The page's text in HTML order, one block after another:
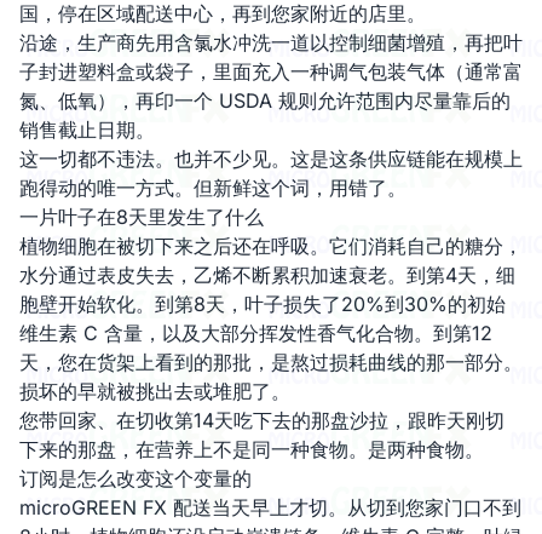
国，停在区域配送中心，再到您家附近的店里。
沿途，生产商先用含氯水冲洗一道以控制细菌增殖，再把叶
子封进塑料盒或袋子，里面充入一种调气包装气体（通常富
氮、低氧），再印一个 USDA 规则允许范围内尽量靠后的
销售截止日期。
这一切都不违法。也并不少见。这是这条供应链能在规模上
跑得动的唯一方式。但新鲜这个词，用错了。
一片叶子在8天里发生了什么
植物细胞在被切下来之后还在呼吸。它们消耗自己的糖分，
水分通过表皮失去，乙烯不断累积加速衰老。到第4天，细
胞壁开始软化。到第8天，叶子损失了20%到30%的初始
维生素 C 含量，以及大部分挥发性香气化合物。到第12
天，您在货架上看到的那批，是熬过损耗曲线的那一部分。
损坏的早就被挑出去或堆肥了。
您带回家、在切收第14天吃下去的那盘沙拉，跟昨天刚切
下来的那盘，在营养上不是同一种食物。是两种食物。
订阅是怎么改变这个变量的
microGREEN FX 配送当天早上才切。从切到您家门口不到